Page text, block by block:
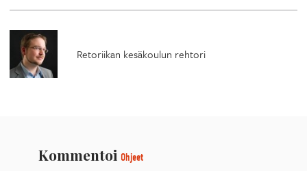
Retoriikan kesäkoulun rehtori
Kommentoi Ohjeet